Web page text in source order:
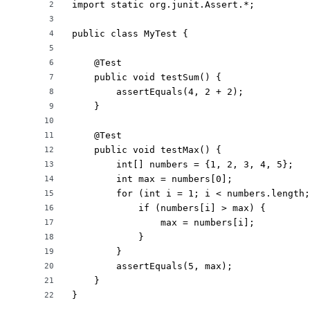
2
3
4
5
6
7
8
9
10
11
12
13
14
15
16
17
18
19
20
21
22
import static org.junit.Assert.*;
public class MyTest {
    @Test
    public void testSum() {
        assertEquals(4, 2 + 2);
    }
    @Test
    public void testMax() {
        int[] numbers = {1, 2, 3, 4, 5};
        int max = numbers[0];
for (int i = 1; i <
            if (numbers[i] > max) {
                max = numbers[i];
            }
        }
        assertEquals(5, max);
    }
}